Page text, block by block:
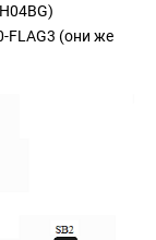
FLAG3 (они же